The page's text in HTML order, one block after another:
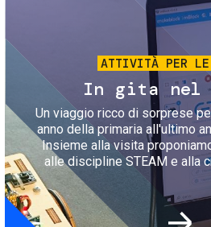
ATTIVITÀ PER LE
In gita nel
Un viaggio ricco di sorprese
anno della primaria all'ultimo
Insieme alla visita
alle discipline STEAM e alla